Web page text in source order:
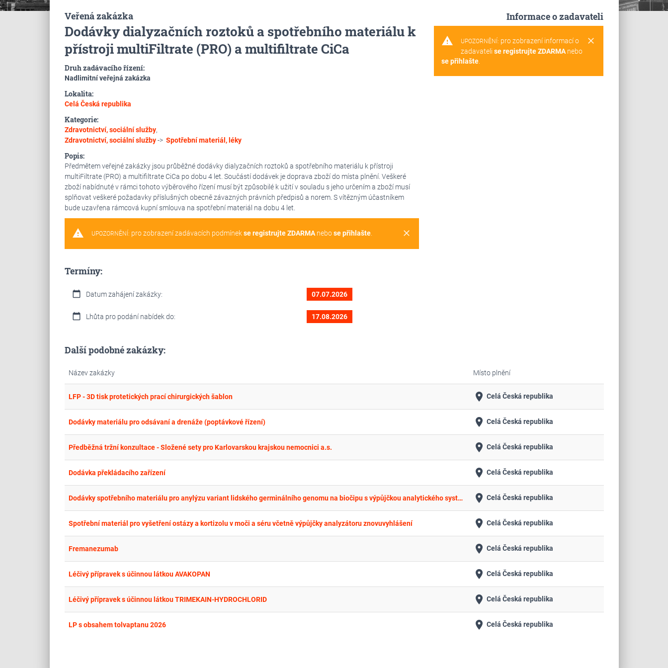
Veřená zakázka
Dodávky dialyzačních roztoků a spotřebního materiálu k
přístroji multiFiltrate (PRO) a multifiltrate CiCa
Druh zadávacího řízení:
Nadlimitní veřejná zakázka
Lokalita:
Celá Česká republika
Kategorie:
Zdravotnictví, sociální služby,
Zdravotnictví, sociální služby-> Spotřební materiál, léky
Popis:
Předmětem veřejné zakázky jsou průběžné dodávky dialyzačních roztoků a spotřebního materiálu k přístroji
multiFiltrate (PRO) a multifiltrate CiCa po dobu 4 let. Součástí dodávek je doprava zboží do místa plnění. Veškeré
zboží nabídnuté v rámci tohoto výběrového řízení musí být způsobilé k užití v souladu s jeho určením a zboží musí
splňovat veškeré požadavky příslušných obecně závazných právních předpisů a norem. S vítězným účastníkem
bude uzavřena rámcová kupní smlouva na spotřební materiál na dobu 4 let.
warning clear
UPOZORNĚNÍ: pro zobrazení zadávacích podmínekse registrujte ZDARMAnebose přihlašte.
Termíny:
calendar_today Datum zahájení zakázky: 07.07.2026
calendar_today Lhůta pro podání nabídek do: 17.08.2026
Informace o zadavateli
warning clear
UPOZORNĚNÍ: pro zobrazení informací o
zadavateli se registrujte ZDARMAnebo
se přihlašte.
Další podobné zakázky:
Název zakázky Místo plnění
LFP - 3D tisk protetických prací chirurgických šablon place Celá Česká republika
Dodávky materiálu pro odsávaní a drenáže (poptávkové řízení) place Celá Česká republika
Předběžná tržní konzultace - Složené sety pro Karlovarskou krajskou nemocnici a.s. place Celá Česká republika
Dodávka překládacího zařízení place Celá Česká republika
Dodávky spotřebního materiálu pro anylýzu variant lidského germinálního genomu na biočipu s výpůjčkou analytického systému. place Celá Česká republika
Spotřební materiál pro vyšetření ostázy a kortizolu v moči a séru včetně výpůjčky analyzátoru znovuvyhlášení place Celá Česká republika
Fremanezumab place Celá Česká republika
Léčivý přípravek s účinnou látkou AVAKOPAN place Celá Česká republika
Léčivý přípravek s účinnou látkou TRIMEKAIN-HYDROCHLORID place Celá Česká republika
LP s obsahem tolvaptanu 2026 place Celá Česká republika